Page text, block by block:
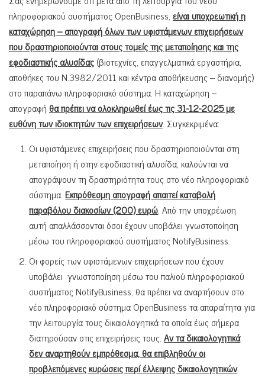
πληροφοριακού συστήματος OpenBusiness, είναι υποχρεωτική η
καταχώρηση – απογραφή όλων των υφιστάμενων επιχειρήσεων
που δραστηριοποιούνται στους τομείς της μεταποίησης και της
εφοδιαστικής αλυσίδας(βιοτεχνίες, επαγγελματικά εργαστήρια,
αποθήκες του Ν.3982/2011 και κέντρα αποθήκευσης – διανομής)
στο παραπάνω πληροφοριακό σύστημα. Η καταχώρηση –
απογραφή θα πρέπει να ολοκληρωθεί έως τις 31-12-2025 με
ευθύνη των ιδιοκτητών των επιχειρήσεων. Συγκεκριμένα:
Οι υφιστάμενες επιχειρήσεις που δραστηριοποιούνται στη
μεταποίηση ή στην εφοδιαστική αλυσίδα, καλούνται να
απογράψουν τη δραστηριότητα τους στο νέο πληροφοριακό
σύστημα. Εκπρόθεσμη απογραφή απαιτεί καταβολή
παραβόλου διακοσίων (200) ευρώ. Από την υποχρέωση
αυτή απαλλάσσονται όσοι έχουν υποβάλει γνωστοποίηση
μέσω του πληροφοριακού συστήματος NotifyBusiness.
Οι φορείς των υφιστάμενων επιχειρήσεων που έχουν
υποβάλει γνωστοποίηση μέσω του παλιού πληροφοριακού
συστήματος NotifyBusiness, θα πρέπει να αναρτήσουν στο
νέο πληροφοριακό σύστημα OpenBusiness τα απαραίτητα για
την λειτουργία τους δικαιολογητικά τα οποία έως σήμερα
διατηρούσαν στις επιχειρήσεις τους.Αν τα δικαιολογητικά
δεν αναρτηθούν εμπρόθεσμα, θα επιβληθούν οι
προβλεπόμενες κυρώσεις περί έλλειψης δικαιολογητικών.